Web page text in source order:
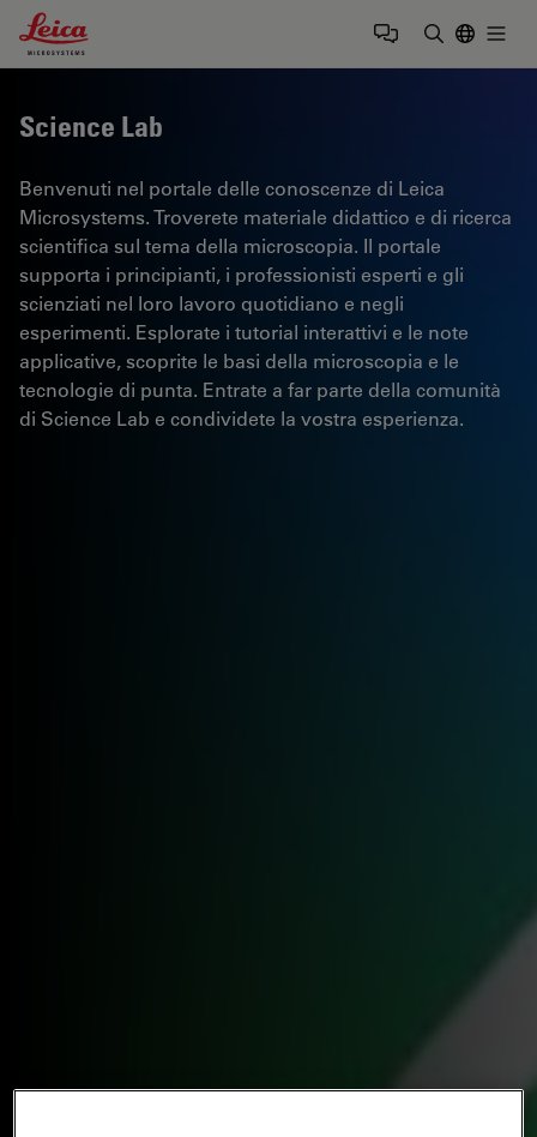
Leica Microsystems Logo
Science Lab
Benvenuti nel portale delle conoscenze di Leica
Microsystems. Troverete materiale didattico e di ricerca
scientifica sul tema della microscopia. Il portale
supporta i principianti, i professionisti esperti e gli
scienziati nel loro lavoro quotidiano e negli
esperimenti. Esplorate i tutorial interattivi e le note
applicative, scoprite le basi della microscopia e le
tecnologie di punta. Entrate a far parte della comunità
di Science Lab e condividete la vostra esperienza.